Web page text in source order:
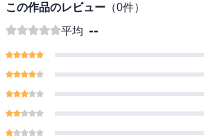
この作品のレビュー （0件）
平均 --